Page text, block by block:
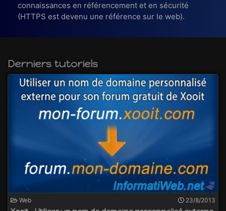
connaissances en référencement et en sécurité
(HTTPS est devenu une référence sur le web).
Derniers tutoriels
Web 23/8/2013